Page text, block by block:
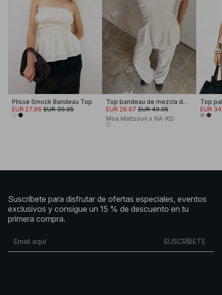
Plisse Smock Bandeau Top
EUR 27.96 EUR 39.95
Top bandeau de mezcla de lino
EUR 29.97 EUR 49.95
Moa Mattsson x NA-KD
EUR
Suscríbete para disfrutar de ofertas especiales, eventos
exclusivos y consigue un 15 % de descuento en tu
primera compra.
SUSCRÍBETE